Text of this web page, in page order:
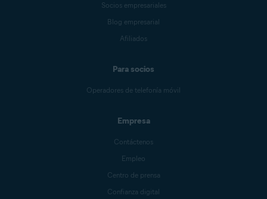
Socios empresariales
Blog empresarial
Afiliados
Para socios
Operadores de telefonía móvil
Empresa
Contáctenos
Empleo
Centro de prensa
Confianza digital